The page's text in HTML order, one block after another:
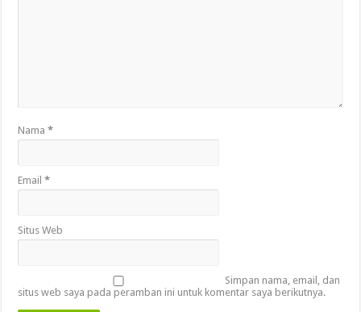
Nama*
Email*
Situs Web
Simpan nama, email, dan
situs web saya pada peramban ini untuk komentar saya berikutnya.